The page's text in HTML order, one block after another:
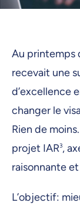
Au printemps
recevait une
d’excellence
changer le
Rien de
projet IAR3,
raisonnante
L’objectif: